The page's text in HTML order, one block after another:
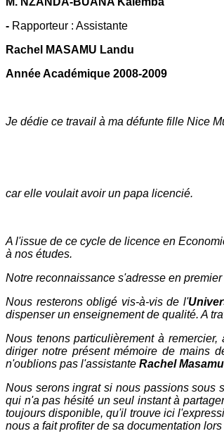
- Rapporteur : Assistante
Rachel MASAMU Landu
Année Académique 2008-2009
Je dédie ce travail à ma défunte fille Nice
car elle voulait avoir un papa licencié.
A l'issue de ce cycle de licence en
à nos études.
Notre reconnaissance s'adresse en premier
Nous resterons obligé vis-à-vis de l'
dispenser un enseignement de qualité. A
Nous tenons particulièrement à
diriger notre présent mémoire de mains
n'oublions pas l'assistante Rachel
Nous serons ingrat si nous passions
qui n'a pas hésité un seul instant à
toujours disponible, qu'il trouve ici
nous a fait profiter de sa documentation